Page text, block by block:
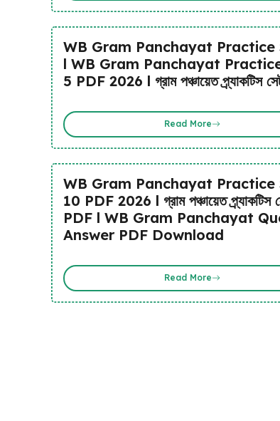
WB Gram Panchayat Practice
l WB Gram Panchayat
5 PDF 2026 l গ্রাম পঞ্চায়েত প্র্যাকটিস
Read More
WB Gram Panchayat Practice
10 PDF 2026 l গ্রাম পঞ্চায়েত প্র্যাকটিস
PDF l WB Gram Panchayat
Answer PDF Download
Read More